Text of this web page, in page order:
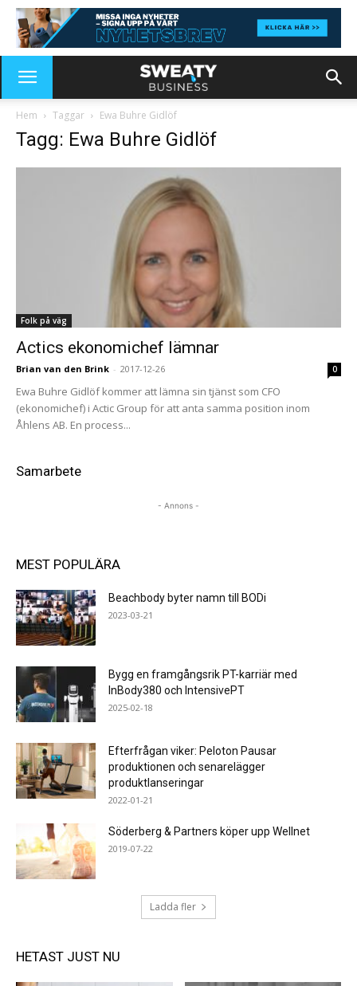
Hem Taggar Ewa Buhre Gidlöf
Tagg: Ewa Buhre Gidlöf
Folk på väg
Actics ekonomichef lämnar
Brian van den Brink - 2017-12-26 0
Ewa Buhre Gidlöf kommer att lämna sin tjänst som CFO
(ekonomichef) i Actic Group för att anta samma position inom
Åhlens AB. En process...
Samarbete
- Annons -
MEST POPULÄRA
Beachbody byter namn till BODi
2023-03-21
Bygg en framgångsrik PT-karriär med
InBody380 och IntensivePT
2025-02-18
Efterfrågan viker: Peloton Pausar
produktionen och senarelägger
produktlanseringar
2022-01-21
Söderberg & Partners köper upp Wellnet
2019-07-22
Ladda fler
HETAST JUST NU